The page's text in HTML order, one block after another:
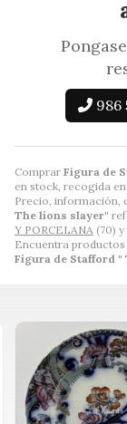
Comprar Figura de
en stock, recogida
Precio, información,
The lions slayer"
Y PORCELANA (70) y
Encuentra
Figura de Stafford
986